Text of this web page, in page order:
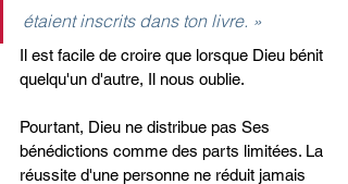
étaient inscrits dans ton livre. »
Il est facile de croire que lorsque Dieu bénit
quelqu'un d'autre, Il nous oublie.
Pourtant, Dieu ne distribue pas Ses
bénédictions comme des parts limitées. La
réussite d'une personne ne réduit jamais